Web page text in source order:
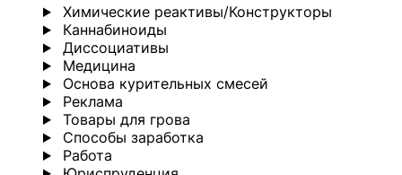
Химические реактивы/Конструкторы
Каннабиноиды
Диссоциативы
Медицина
Основа курительных смесей
Реклама
Товары для грова
Способы заработка
Работа